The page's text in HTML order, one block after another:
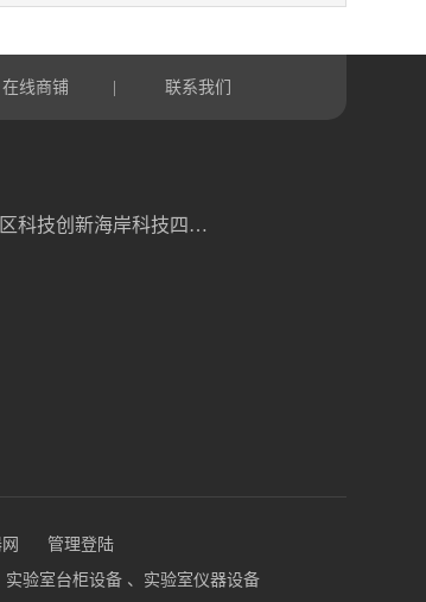
在线商铺 联系我们
珠海市金鼎高新区科技创新海岸科技四路6号
管理登陆
验室台柜设备 、实验室仪器设备